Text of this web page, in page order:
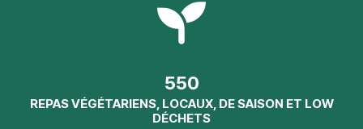
550
REPAS VÉGÉTARIENS, LOCAUX, DE SAISON ET LOW
DÉCHETS